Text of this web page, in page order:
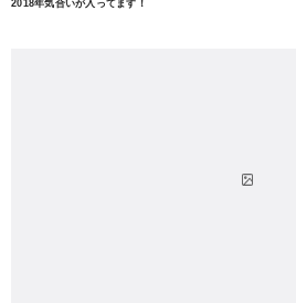
2018年気合いが入ってます！